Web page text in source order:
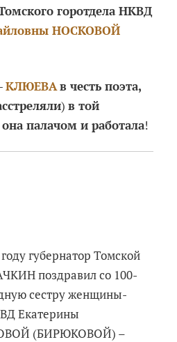
горотдела НКВД
НОСКОВОЙ
КЛЮЕВАв честь поэта,
)в той
она палачом и работала!
губернатор Томской
поздравил со 100-
сестру женщины-
Екатерины
(БИРЮКОВОЙ) –